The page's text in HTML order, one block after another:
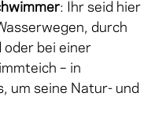
: Ihr seid hier
durch
oder bei einer
– in
um seine Natur- und